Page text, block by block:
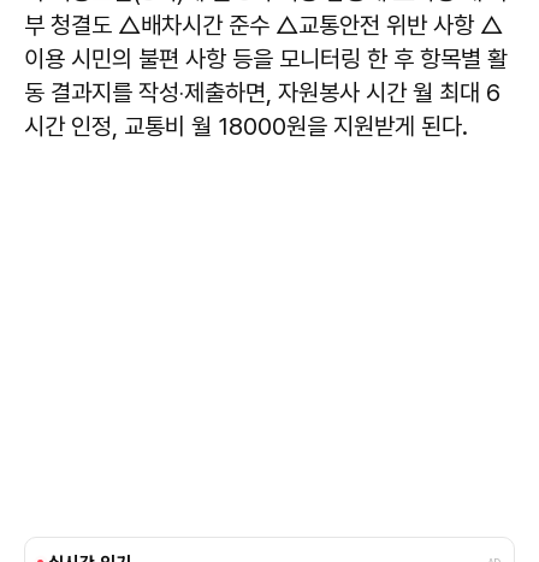
부 청결도 △배차시간 준수 △교통안전 위반 사항 △
이용 시민의 불편 사항 등을 모니터링 한 후 항목별 활
동 결과지를 작성‧제출하면, 자원봉사 시간 월 최대 6
시간 인정, 교통비 월 18000원을 지원받게 된다.